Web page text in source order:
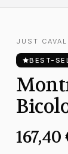
JUST
BEST-
167,40